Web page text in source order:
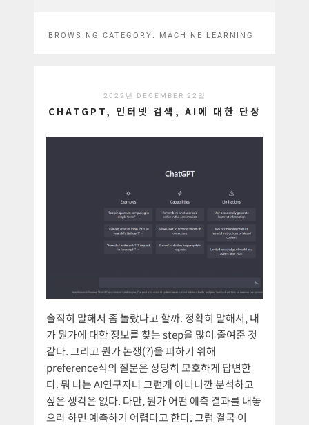
BROWSING CATEGORY: MACHINE LEARNING
2022년 DECEMBER 22일
CHATGPT, 인터넷 검색, AI에 대한 단상
솔직히 말해서 좀 놀랐다고 할까. 정확히 말해서, 내
가 뭔가에 대한 정보를 찾는 step을 많이 줄여준 것
같다. 그리고 뭔가 논쟁(?)을 피하기 위해
preference식의 질문은 상당히 모호하게 답변한
다. 뭐 나는 AI연구자나 그런게 아니니깐 분석하고
싶은 생각은 없다. 다만, 뭔가 어떤 예측 결과를 내놓
으라 하면 예측하기 어렵다고 한다. 그럼 결국 이